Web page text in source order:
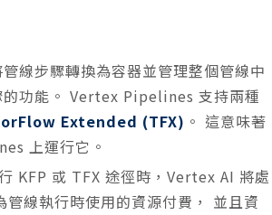
線步驟轉換為容器並管理整個管線中
的功能。 Vertex Pipelines 支持兩種
Extended (TFX) 。 這意味著
上運行它。
KFP 或 TFX 途徑時，Vertex AI 將處
線執行時使用的資源付費， 並且資